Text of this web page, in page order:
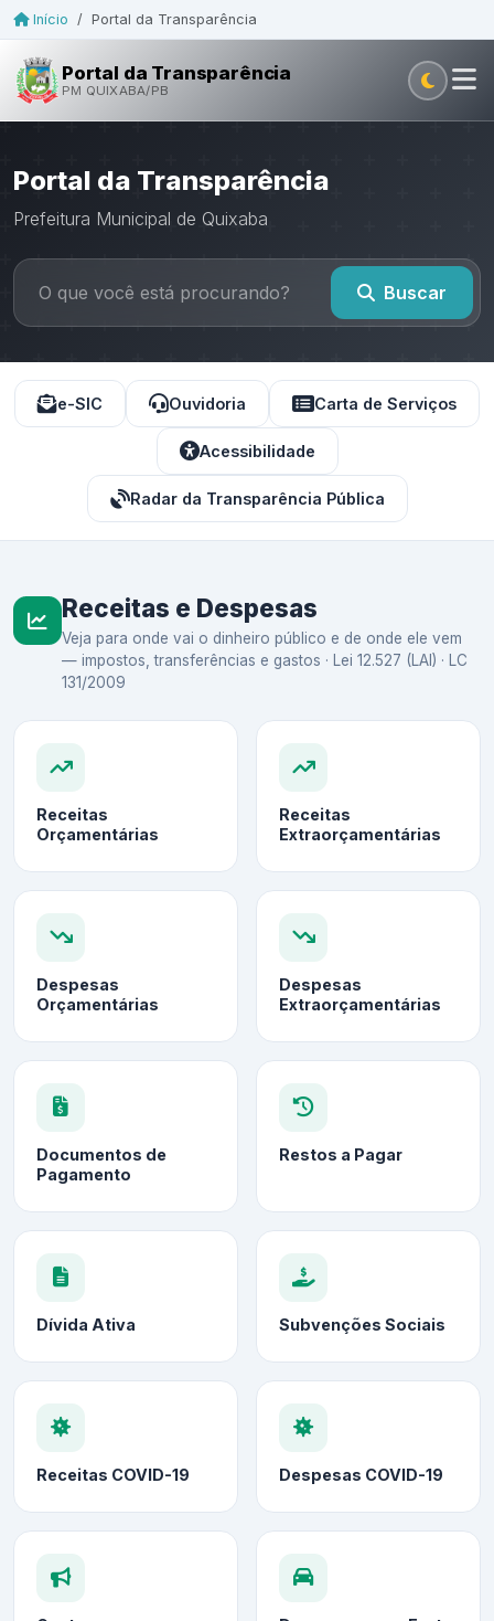
Início / Portal da Transparência
Portal da Transparência
PM QUIXABA/PB
Portal da Transparência
Prefeitura Municipal de Quixaba
Buscar
e-SIC Ouvidoria Carta de Serviços
Acessibilidade
Radar da Transparência Pública
Receitas e Despesas
Veja para onde vai o dinheiro público e de onde ele vem
— impostos, transferências e gastos · Lei 12.527 (LAI) · LC
131/2009
Receitas
Orçamentárias
Receitas
Extraorçamentárias
Despesas
Orçamentárias
Despesas
Extraorçamentárias
Documentos de
Pagamento
Restos a Pagar
Dívida Ativa Subvenções Sociais
Receitas COVID-19 Despesas COVID-19